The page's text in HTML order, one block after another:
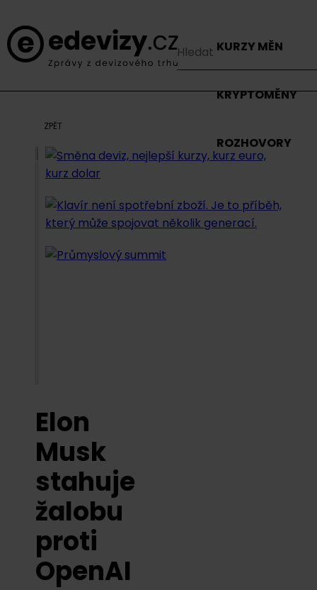
KURZY MĚN
KRYPTOMĚNY
ROZHOVORY
ZPĚT
Elon
Musk
stahuje
žalobu
proti
OpenAI